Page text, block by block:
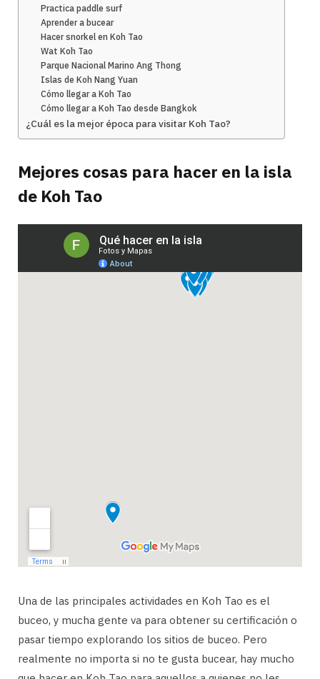
Practica paddle surf
Aprender a bucear
Hacer snorkel en Koh Tao
Wat Koh Tao
Parque Nacional Marino Ang Thong
Islas de Koh Nang Yuan
Cómo llegar a Koh Tao
Cómo llegar a Koh Tao desde Bangkok
¿Cuál es la mejor época para visitar Koh Tao?
Mejores cosas para hacer en la isla
de Koh Tao
Una de las principales actividades en Koh Tao es el
buceo, y mucha gente va para obtener su certificación o
pasar tiempo explorando los sitios de buceo. Pero
realmente no importa si no te gusta bucear, hay mucho